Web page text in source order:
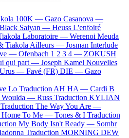
100K — Gazo Casanova —
Saiyan — Heuss L'enfoiré
Laboratoire — Werenoi Meuda
Tiakola Ailleurs — Josman Interlude
— Ofenbach 1 2 3 4 — ZOKUSH
qui part — Joseph Kamel Nouvelles
Urus — Favé (FR) DIE — Gazo
Lo Traduction AH HA — Cardi B
Woulda — Russ Traduction KYLIAN
Traduction The Way You Are —
Home To Me — Tones & I Traduction
My Body Isn't Ready — Sombr
Traduction MORNING DEW